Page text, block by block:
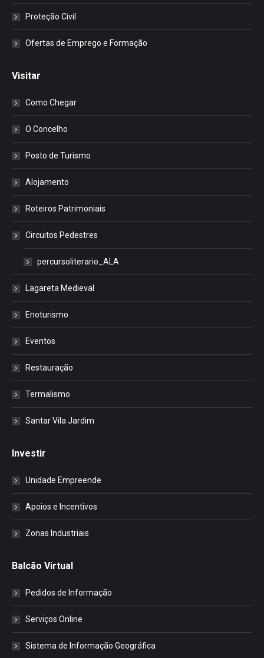
Proteção Civil
Ofertas de Emprego e Formação
Visitar
Como Chegar
O Concelho
Posto de Turismo
Alojamento
Roteiros Patrimoniais
Circuitos Pedestres
percursoliterario_ALA
Lagareta Medieval
Enoturismo
Eventos
Restauração
Termalismo
Santar Vila Jardim
Investir
Unidade Empreende
Apoios e Incentivos
Zonas Industriais
Balcão Virtual
Pedidos de Informação
Serviços Online
Sistema de Informação Geográfica